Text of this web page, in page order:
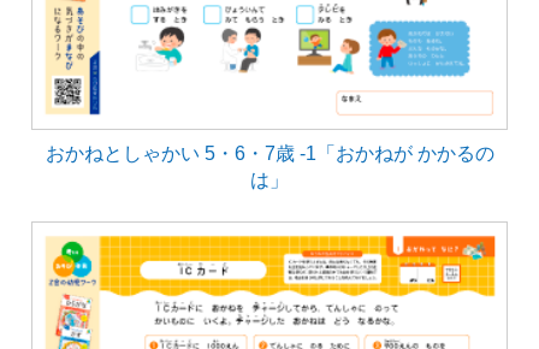
おかねとしゃかい 5・6・7歳 -1「おかねが かかるの
は」